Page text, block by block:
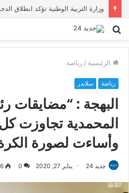
بحث
الرئيسية / رياضة
رياضة سلايدر
البهجة : “مضايقات
المحمدية تجاوزت
وأساءت لصورة
جديد 24 يناير 27, 2020 0